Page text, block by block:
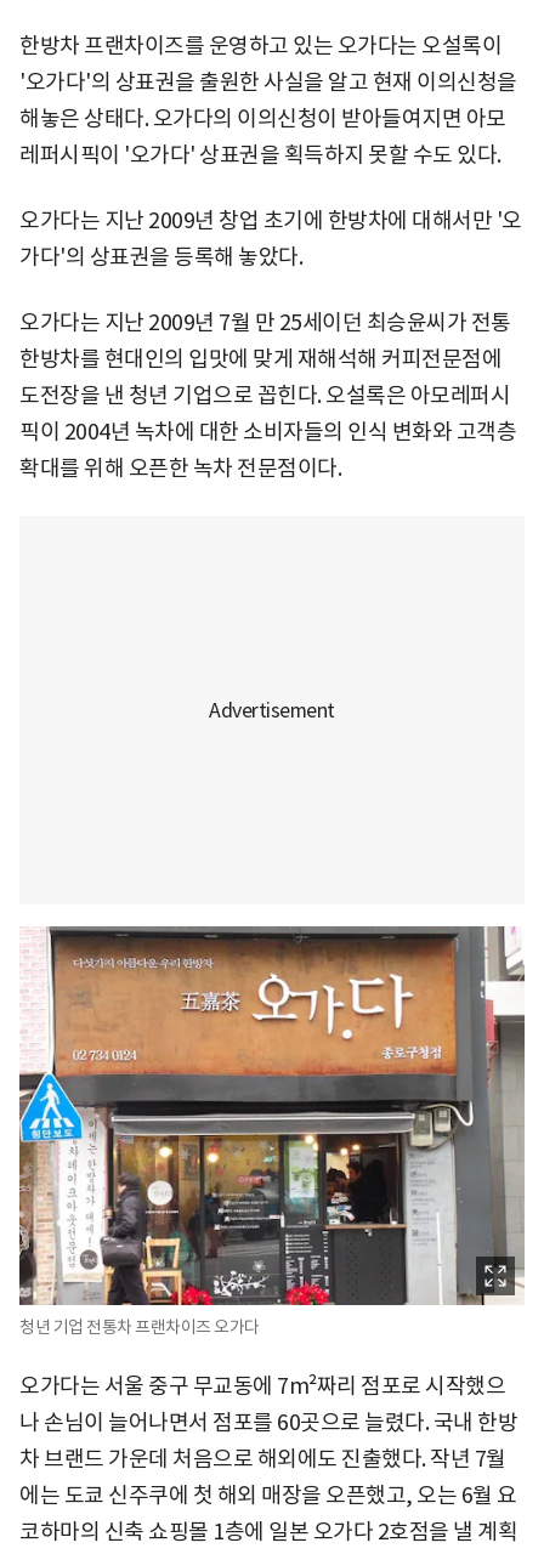
한방차 프랜차이즈를 운영하고 있는 오가다는 오설록이
'오가다'의 상표권을 출원한 사실을 알고 현재 이의신청을
해놓은 상태다. 오가다의 이의신청이 받아들여지면 아모
레퍼시픽이 '오가다' 상표권을 획득하지 못할 수도 있다.
오가다는 지난 2009년 창업 초기에 한방차에 대해서만 '오
가다'의 상표권을 등록해 놓았다.
오가다는 지난 2009년 7월 만 25세이던 최승윤씨가 전통
한방차를 현대인의 입맛에 맞게 재해석해 커피전문점에
도전장을 낸 청년 기업으로 꼽힌다. 오설록은 아모레퍼시
픽이 2004년 녹차에 대한 소비자들의 인식 변화와 고객층
확대를 위해 오픈한 녹차 전문점이다.
청년 기업 전통차 프랜차이즈 오가다
오가다는 서울 중구 무교동에 7m²짜리 점포로 시작했으
나 손님이 늘어나면서 점포를 60곳으로 늘렸다. 국내 한방
차 브랜드 가운데 처음으로 해외에도 진출했다. 작년 7월
에는 도쿄 신주쿠에 첫 해외 매장을 오픈했고, 오는 6월 요
코하마의 신축 쇼핑몰 1층에 일본 오가다 2호점을 낼 계획